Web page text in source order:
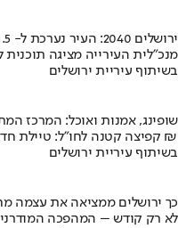
ירושלים 2040: העיר נערכת ל- 1.5 מליון תושבים
מנכ"לית העירייה מציגה
בשיתוף עיריית ירושלים
שופינג, אמנות ואוכל: המרכז
קפיצה קטנה לחו"ל: טיילת חדשה, מיצגי אמנות, וכיכרות משופצות בהשקעה של 100 מיליון ₪
בשיתוף עיריית ירושלים
כך ירושלים ממציאה את עצמה
לא רק קודש – המהפכה